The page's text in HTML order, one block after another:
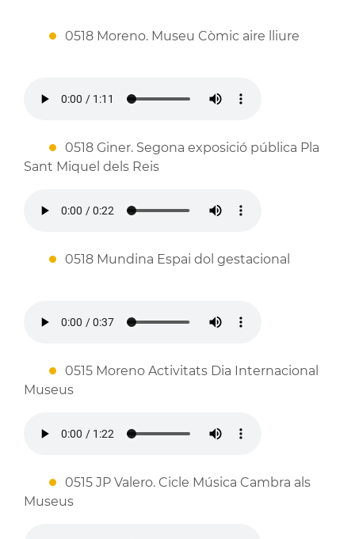
0518 Moreno. Museu Còmic aire lliure
0518 Giner. Segona exposició pública Pla
Sant Miquel dels Reis
0518 Mundina Espai dol gestacional
0515 Moreno Activitats Dia Internacional
Museus
0515 JP Valero. Cicle Música Cambra als
Museus